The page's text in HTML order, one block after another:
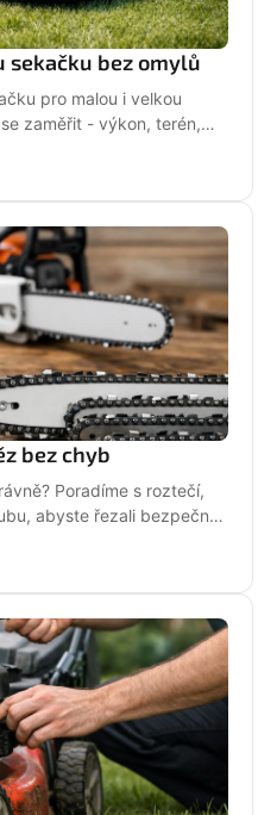
sekačku bez omylů
pro malou i velkou
zaměřit - výkon, terén,
bez chyb
Poradíme s roztečí,
abyste řezali bezpečně,